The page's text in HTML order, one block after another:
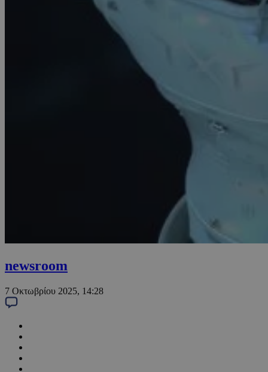
newsroom
7 Οκτωβρίου 2025, 14:28